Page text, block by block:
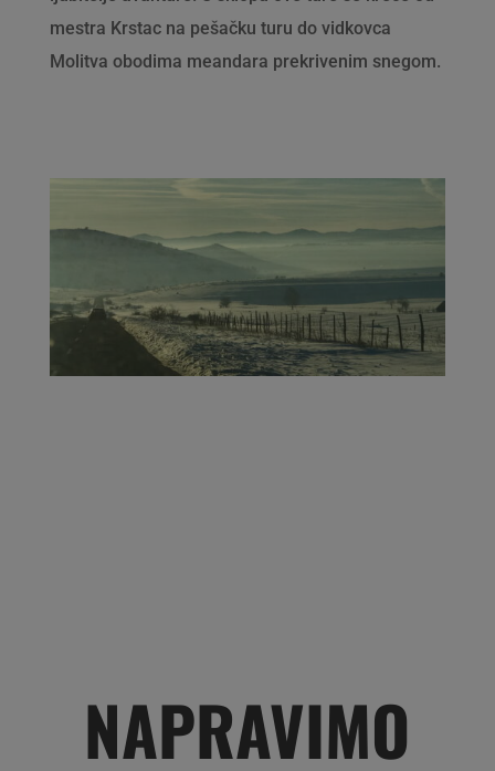
mestra Krstac na pešačku turu do vidkovca
Molitva obodima meandara prekrivenim snegom.
NAPRAVIMO